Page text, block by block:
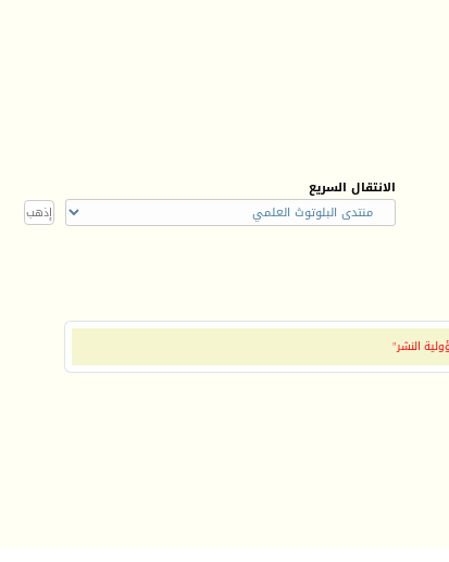
الانتقال السريع
النشر"